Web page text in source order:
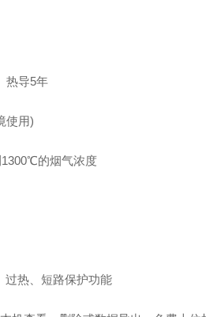
热导5年
使用)
的烟气浓度
过热、短路保护功能